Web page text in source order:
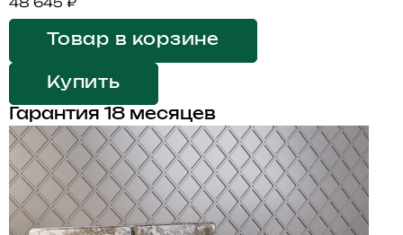
Товар в корзине
Купить
Гарантия 18 месяцев